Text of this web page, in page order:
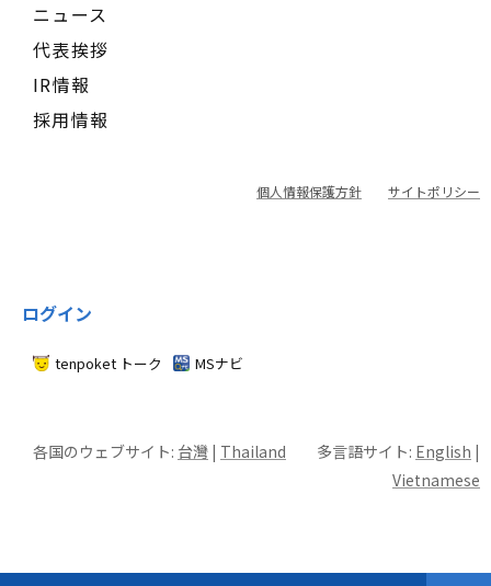
ニュース
代表挨拶
IR情報
採用情報
個人情報保護方針 サイトポリシー
ログイン
tenpoket トーク MSナビ
各国のウェブサイト: 台灣 | Thailand 多言語サイト: English |
Vietnamese